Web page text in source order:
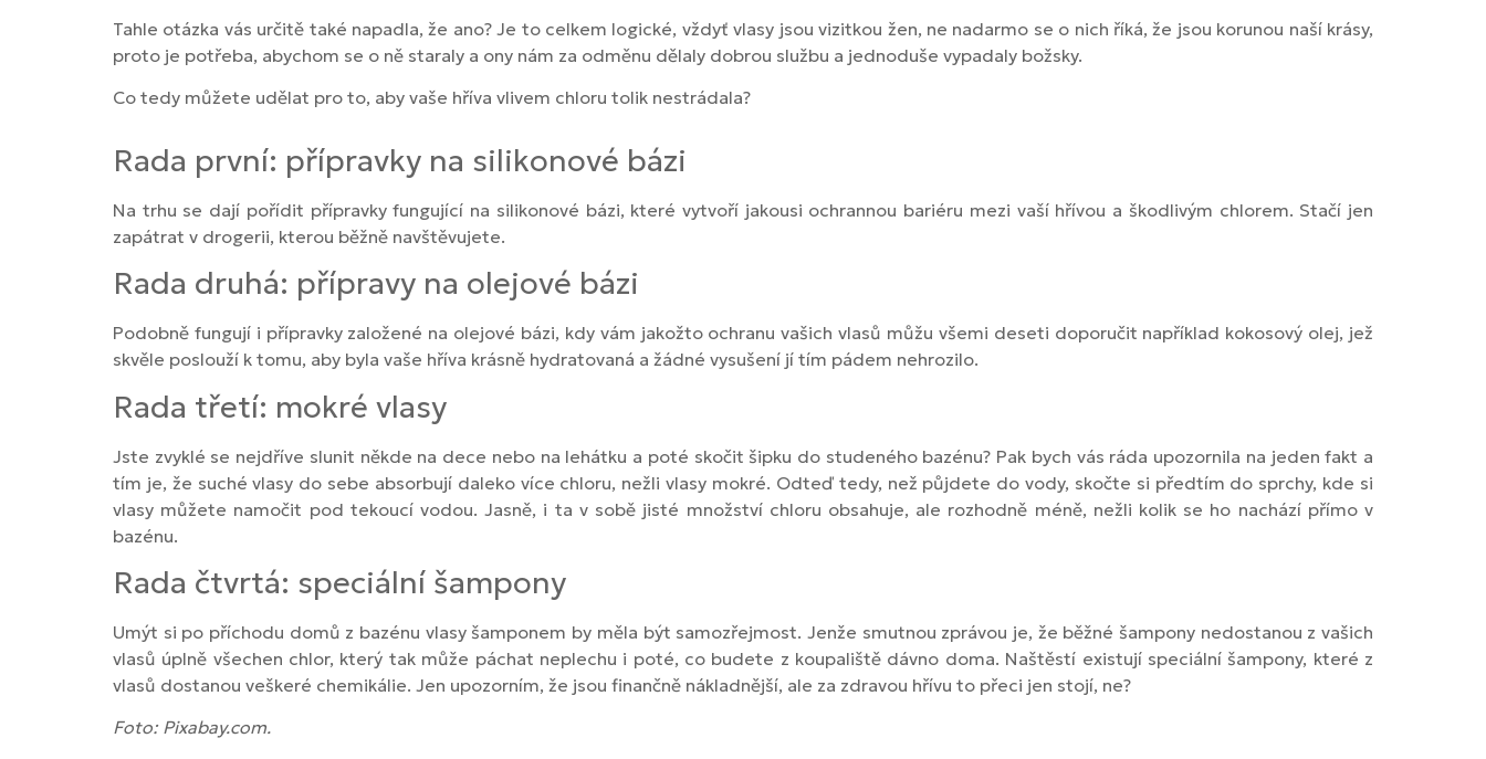
Tahle otázka vás určitě také napadla, že ano? Je to celkem logické, vždyť vlasy jsou vizitkou žen, ne nadarmo se o nich říká, že jsou korunou naší krásy,
proto je potřeba, abychom se o ně staraly a ony nám za odměnu dělaly dobrou službu a jednoduše vypadaly božsky.
Co tedy můžete udělat pro to, aby vaše hříva vlivem chloru tolik nestrádala?
Rada první: přípravky na silikonové bázi
Na trhu se dají pořídit přípravky fungující na silikonové bázi, které vytvoří jakousi ochrannou bariéru mezi vaší hřívou a škodlivým chlorem. Stačí jen
zapátrat v drogerii, kterou běžně navštěvujete.
Rada druhá: přípravy na olejové bázi
Podobně fungují i přípravky založené na olejové bázi, kdy vám jakožto ochranu vašich vlasů můžu všemi deseti doporučit například kokosový olej, jež
skvěle poslouží k tomu, aby byla vaše hříva krásně hydratovaná a žádné vysušení jí tím pádem nehrozilo.
Rada třetí: mokré vlasy
Jste zvyklé se nejdříve slunit někde na dece nebo na lehátku a poté skočit šipku do studeného bazénu? Pak bych vás ráda upozornila na jeden fakt a
tím je, že suché vlasy do sebe absorbují daleko více chloru, nežli vlasy mokré. Odteď tedy, než půjdete do vody, skočte si předtím do sprchy, kde si
vlasy můžete namočit pod tekoucí vodou. Jasně, i ta v sobě jisté množství chloru obsahuje, ale rozhodně méně, nežli kolik se ho nachází přímo v
bazénu.
Rada čtvrtá: speciální šampony
Umýt si po příchodu domů z bazénu vlasy šamponem by měla být samozřejmost. Jenže smutnou zprávou je, že běžné šampony nedostanou z vašich
vlasů úplně všechen chlor, který tak může páchat neplechu i poté, co budete z koupaliště dávno doma. Naštěstí existují speciální šampony, které z
vlasů dostanou veškeré chemikálie. Jen upozorním, že jsou finančně nákladnější, ale za zdravou hřívu to přeci jen stojí, ne?
Foto: Pixabay.com.